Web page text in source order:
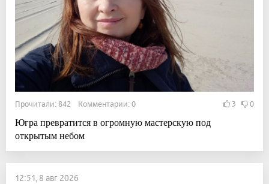
Прочитали: 842 Комментарии: 0 3 0
Югра превратится в огромную мастерскую под
открытым небом
12:51, 8 авг 2026